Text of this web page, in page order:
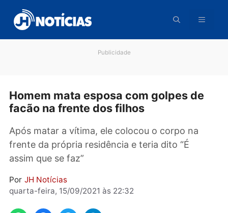
para
conteúdo
Homem mata esposa com golpes de
Após matar a vítima, ele colocou o corpo na
frente da própria residência e teria dito “É
assim que se faz”